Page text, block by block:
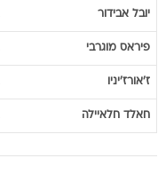
יובל אבידור
פיראס מוגרבי
ז'אורז'יניו
חאלד חלאיילה